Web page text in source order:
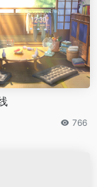
766